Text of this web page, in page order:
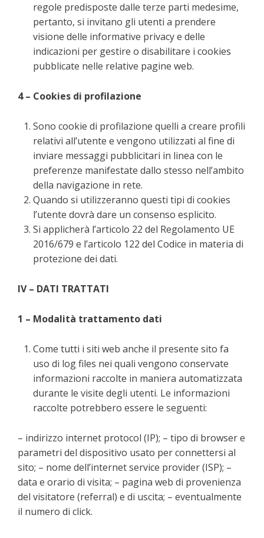
regole predisposte dalle terze parti medesime,
pertanto, si invitano gli utenti a prendere
visione delle informative privacy e delle
indicazioni per gestire o disabilitare i cookies
pubblicate nelle relative pagine web.
4 – Cookies di profilazione
Sono cookie di profilazione quelli a creare profili
relativi all’utente e vengono utilizzati al fine di
inviare messaggi pubblicitari in linea con le
preferenze manifestate dallo stesso nell’ambito
della navigazione in rete.
Quando si utilizzeranno questi tipi di cookies
l’utente dovrà dare un consenso esplicito.
Si applicherà l’articolo 22 del Regolamento UE
2016/679 e l’articolo 122 del Codice in materia di
protezione dei dati.
IV – DATI TRATTATI
1 – Modalità trattamento dati
Come tutti i siti web anche il presente sito fa
uso di log files nei quali vengono conservate
informazioni raccolte in maniera automatizzata
durante le visite degli utenti. Le informazioni
raccolte potrebbero essere le seguenti:
– indirizzo internet protocol (IP); – tipo di browser e
parametri del dispositivo usato per connettersi al
sito; – nome dell’internet service provider (ISP); –
data e orario di visita; – pagina web di provenienza
del visitatore (referral) e di uscita; – eventualmente
il numero di click.